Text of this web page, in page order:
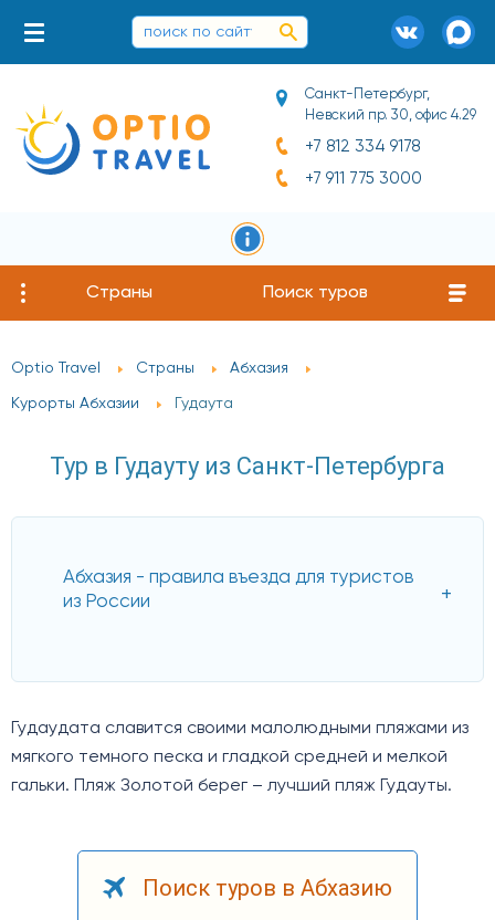
Санкт-Петербург,
Невский пр. 30, офис 4.29
+7 812 334 9178
+7 911 775 3000
Страны Поиск туров
Optio Travel Страны Абхазия
Курорты Абхазии Гудаута
Тур в Гудауту из Санкт-Петербурга
Абхазия - правила въезда для туристов
из России
Гудаудата славится своими малолюдными пляжами из
мягкого темного песка и гладкой средней и мелкой
гальки. Пляж Золотой берег – лучший пляж Гудауты.
Поиск туров в Абхазию